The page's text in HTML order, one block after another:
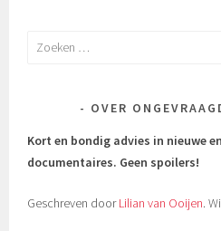
Zoeken
OVER
Kort en bondig advies in nieuwe
documentaires. Geen spoilers!
Geschreven doorLilian van Ooijen.